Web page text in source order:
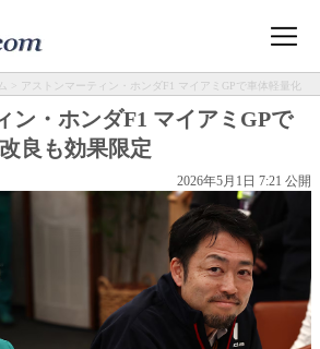
> アストンマーティン・ホンダF1 マイアミGPで車体軽量化
ン・ホンダF1 マイアミGPで
良も効果限定
2026年5月1日 7:21 公開